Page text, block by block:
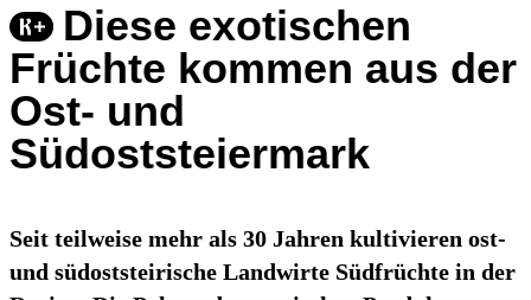
Diese exotischen
Früchte kommen aus der
Ost- und
Südoststeiermark
Seit teilweise mehr als 30 Jahren kultivieren ost-
und südoststeirische Landwirte Südfrüchte in der